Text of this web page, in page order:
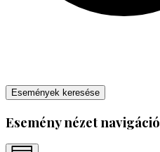
Események keresése
Esemény nézet navigáció